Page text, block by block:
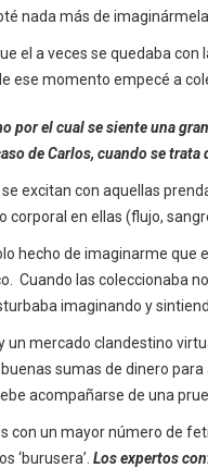
nada más de
el a veces se quedaba
ese momento empecé a
por el cual se siente una
de Carlos, cuando se trata
excitan con aquellas
corporal en ellas (flujo,
hecho de imaginarme
Cuando las coleccionaba
imaginando y
un mercado clandestino
sumas de dinero
acompañarse de una
con un mayor número de
‘burusera’. Los expertos